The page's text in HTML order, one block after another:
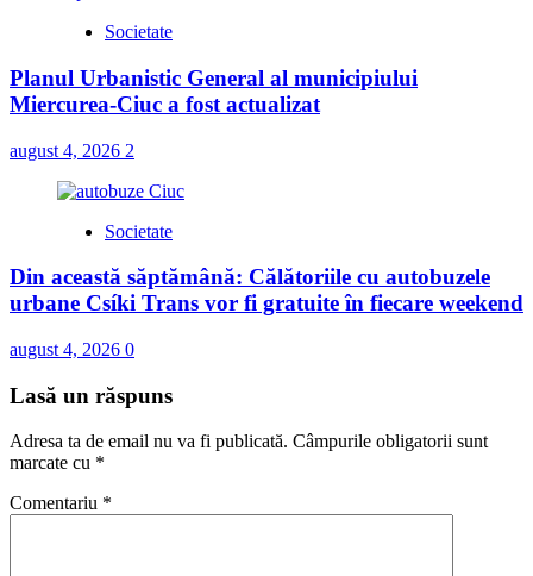
Societate
Planul Urbanistic General al municipiului
Miercurea-Ciuc a fost actualizat
august 4, 2026 2
Societate
Din această săptămână: Călătoriile cu autobuzele
urbane Csíki Trans vor fi gratuite în fiecare weekend
august 4, 2026 0
Lasă un răspuns
Adresa ta de email nu va fi publicată. Câmpurile obligatorii sunt
marcate cu *
Comentariu *